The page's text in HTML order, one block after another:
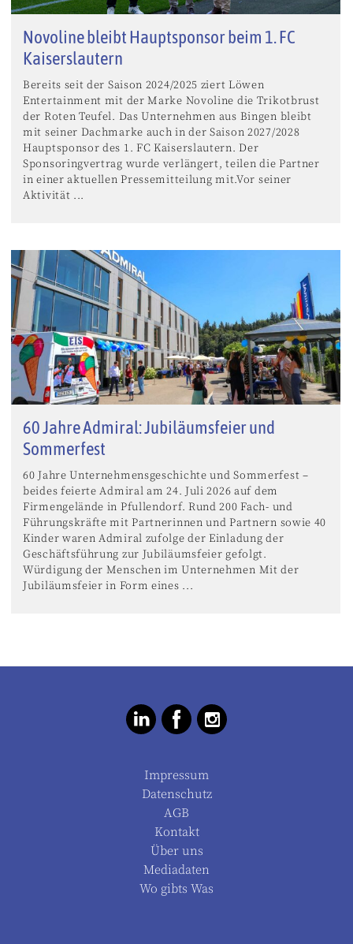
Novoline bleibt Hauptsponsor beim 1. FC
Kaiserslautern
Bereits seit der Saison 2024/2025 ziert Löwen
Entertainment mit der Marke Novoline die Trikotbrust
der Roten Teufel. Das Unternehmen aus Bingen bleibt
mit seiner Dachmarke auch in der Saison 2027/2028
Hauptsponsor des 1. FC Kaiserslautern. Der
Sponsoringvertrag wurde verlängert, teilen die Partner
in einer aktuellen Pressemitteilung mit.Vor seiner
Aktivität ...
60 Jahre Admiral: Jubiläumsfeier und
Sommerfest
60 Jahre Unternehmensgeschichte und Sommerfest –
beides feierte Admiral am 24. Juli 2026 auf dem
Firmengelände in Pfullendorf. Rund 200 Fach- und
Führungskräfte mit Partnerinnen und Partnern sowie 40
Kinder waren Admiral zufolge der Einladung der
Geschäftsführung zur Jubiläumsfeier gefolgt.
Würdigung der Menschen im Unternehmen Mit der
Jubiläumsfeier in Form eines ...
Impressum
Datenschutz
AGB
Kontakt
Über uns
Mediadaten
Wo gibts Was